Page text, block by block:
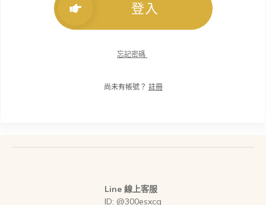
登入
忘記密碼
尚未有帳號？ 註冊
Line 線上客服
ID: @300esxcg